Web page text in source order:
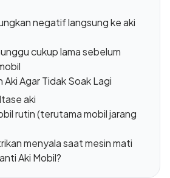
negatif langsung ke aki
cukup lama sebelum
Agar Tidak Soak Lagi
aki
rutin (terutama mobil jarang
menyala saat mesin mati
Aki Mobil?